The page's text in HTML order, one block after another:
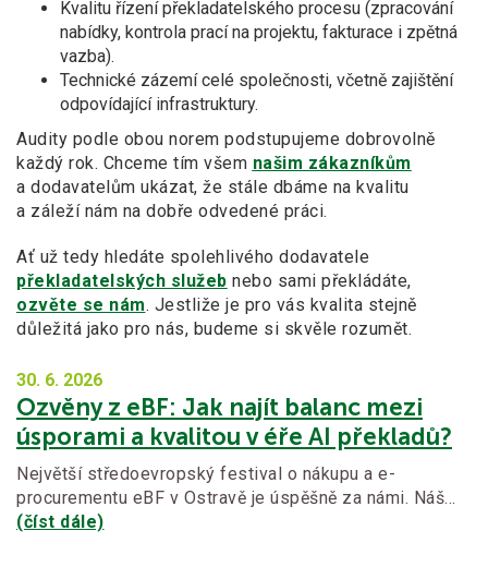
Kvalitu řízení překladatelského procesu (zpracování
nabídky, kontrola prací na projektu, fakturace i zpětná
vazba).
Technické zázemí celé společnosti, včetně zajištění
odpovídající infrastruktury.
Audity podle obou norem podstupujeme dobrovolně
každý rok. Chceme tím všem našim zákazníkům
a dodavatelům ukázat, že stále dbáme na kvalitu
a záleží nám na dobře odvedené práci.
Ať už tedy hledáte spolehlivého dodavatele
překladatelských služeb nebo sami překládáte,
ozvěte se nám. Jestliže je pro vás kvalita stejně
důležitá jako pro nás, budeme si skvěle rozumět.
30. 6. 2026
Ozvěny z eBF: Jak najít balanc mezi
úsporami a kvalitou v éře AI překladů?
Největší středoevropský festival o nákupu a e-
procurementu eBF v Ostravě je úspěšně za námi. Náš…
(číst dále)